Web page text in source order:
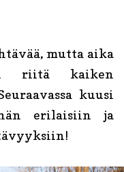
mutta aika
riitä kaiken
kuusi
erilaisiin ja